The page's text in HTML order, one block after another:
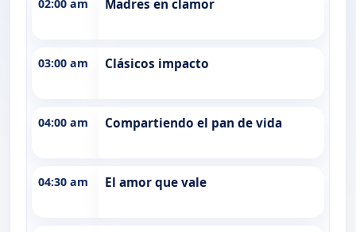
02:00 am Madres en clamor
03:00 am Clásicos impacto
04:00 am Compartiendo el pan de vida
04:30 am El amor que vale